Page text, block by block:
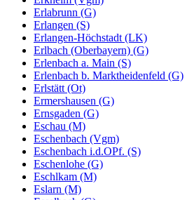
Erlabrunn (G)
Erlangen (S)
Erlangen-Höchstadt (LK)
Erlbach (Oberbayern) (G)
Erlenbach a. Main (S)
Erlenbach b. Marktheidenfeld (G)
Erlstätt (Ot)
Ermershausen (G)
Ernsgaden (G)
Eschau (M)
Eschenbach (Vgm)
Eschenbach i.d.OPf. (S)
Eschenlohe (G)
Eschlkam (M)
Eslarn (M)